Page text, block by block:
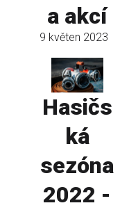
a akcí
9 květen 2023
Hasičs
ká
sezóna
2022 -